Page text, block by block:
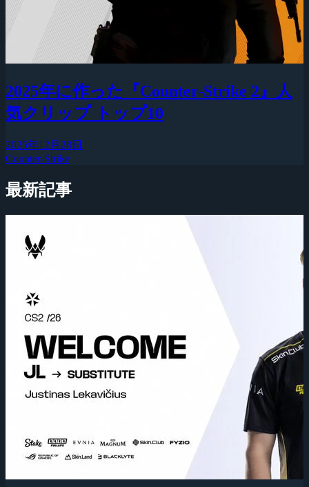
2025年に作った『Counter-Strike 2』人
気クリップ トップ10
2025年12月28日
Counter-Strike
最新記事